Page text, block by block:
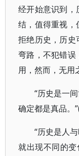
经开始意识到，
结，值得重视
拒绝历史，历史
弯路，不犯错
用，然而，无用
“历史是一
确定都是真品。
“历史是人
就出现不同的